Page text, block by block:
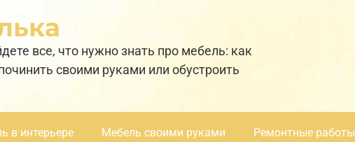
все, что нужно знать про мебель: как
своими руками или обустроить
в интерьере Мебель своими руками Ремонтные работы